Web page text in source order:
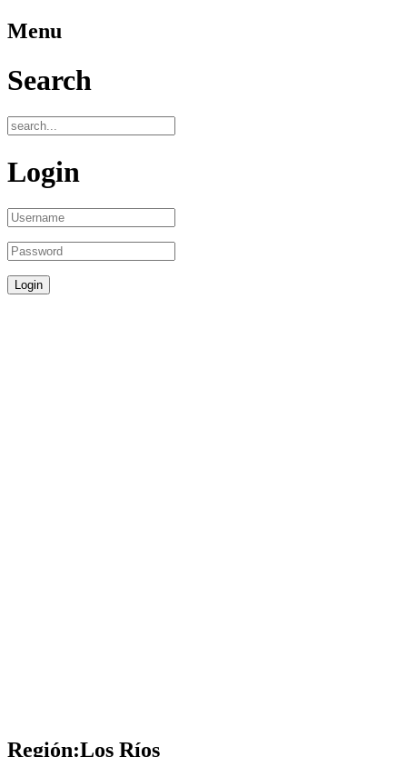
Menu
Search
Login
Región:Los Ríos